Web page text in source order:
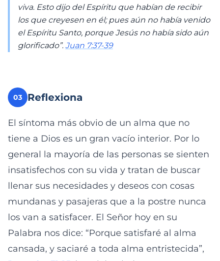
viva. Esto dijo del Espíritu que habían de recibir
los que creyesen en él; pues aún no había venido
el Espíritu Santo, porque Jesús no había sido aún
glorificado”. Juan 7:37-39
03 Reflexiona
El síntoma más obvio de un alma que no
tiene a Dios es un gran vacío interior. Por lo
general la mayoría de las personas se sienten
insatisfechos con su vida y tratan de buscar
llenar sus necesidades y deseos con cosas
mundanas y pasajeras que a la postre nunca
los van a satisfacer. El Señor hoy en su
Palabra nos dice: “Porque satisfaré al alma
cansada, y saciaré a toda alma entristecida”,